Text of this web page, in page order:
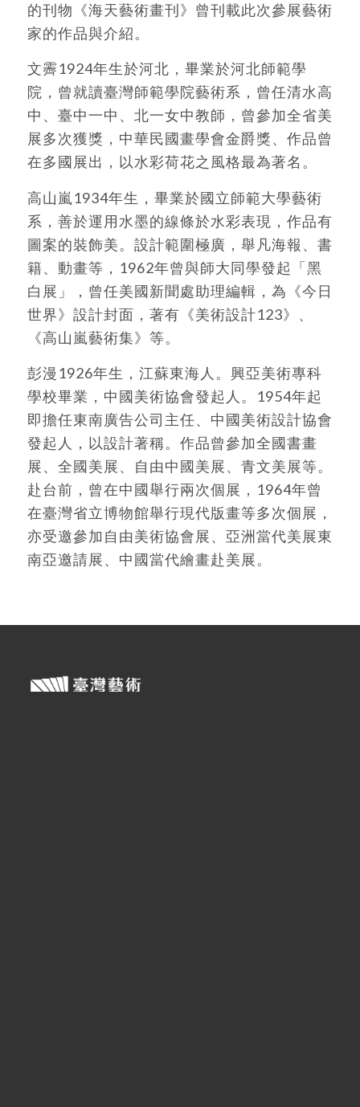
的刊物《海天藝術畫刊》曾刊載此次參展藝術
家的作品與介紹。
文霽1924年生於河北，畢業於河北師範學
院，曾就讀臺灣師範學院藝術系，曾任清水高
中、臺中一中、北一女中教師，曾參加全省美
展多次獲獎，中華民國畫學會金爵獎、作品曾
在多國展出，以水彩荷花之風格最為著名。
高山嵐1934年生，畢業於國立師範大學藝術
系，善於運用水墨的線條於水彩表現，作品有
圖案的裝飾美。設計範圍極廣，舉凡海報、書
籍、動畫等，1962年曾與師大同學發起「黑
白展」，曾任美國新聞處助理編輯，為《今日
世界》設計封面，著有《美術設計123》、
《高山嵐藝術集》等。
彭漫1926年生，江蘇東海人。興亞美術專科
學校畢業，中國美術協會發起人。1954年起
即擔任東南廣告公司主任、中國美術設計協會
發起人，以設計著稱。作品曾參加全國書畫
展、全國美展、自由中國美展、青文美展等。
赴台前，曾在中國舉行兩次個展，1964年曾
在臺灣省立博物館舉行現代版畫等多次個展，
亦受邀參加自由美術協會展、亞洲當代美展東
南亞邀請展、中國當代繪畫赴美展。